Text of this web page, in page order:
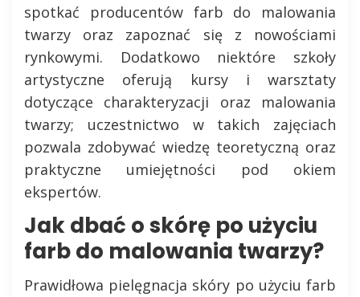
spotkać producentów farb do malowania
twarzy oraz zapoznać się z nowościami
rynkowymi. Dodatkowo niektóre szkoły
artystyczne oferują kursy i warsztaty
dotyczące charakteryzacji oraz malowania
twarzy; uczestnictwo w takich zajęciach
pozwala zdobywać wiedzę teoretyczną oraz
praktyczne umiejętności pod okiem
ekspertów.
Jak dbać o skórę po użyciu
farb do malowania twarzy?
Prawidłowa pielęgnacja skóry po użyciu farb